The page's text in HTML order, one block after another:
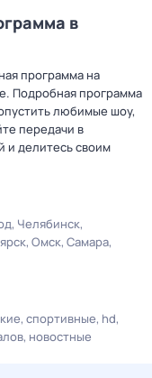
в
программа на
Подробная программа
любимые шоу,
передачи в
и делитесь своим
Челябинск
Омск Самара
спортивные hd
новостные